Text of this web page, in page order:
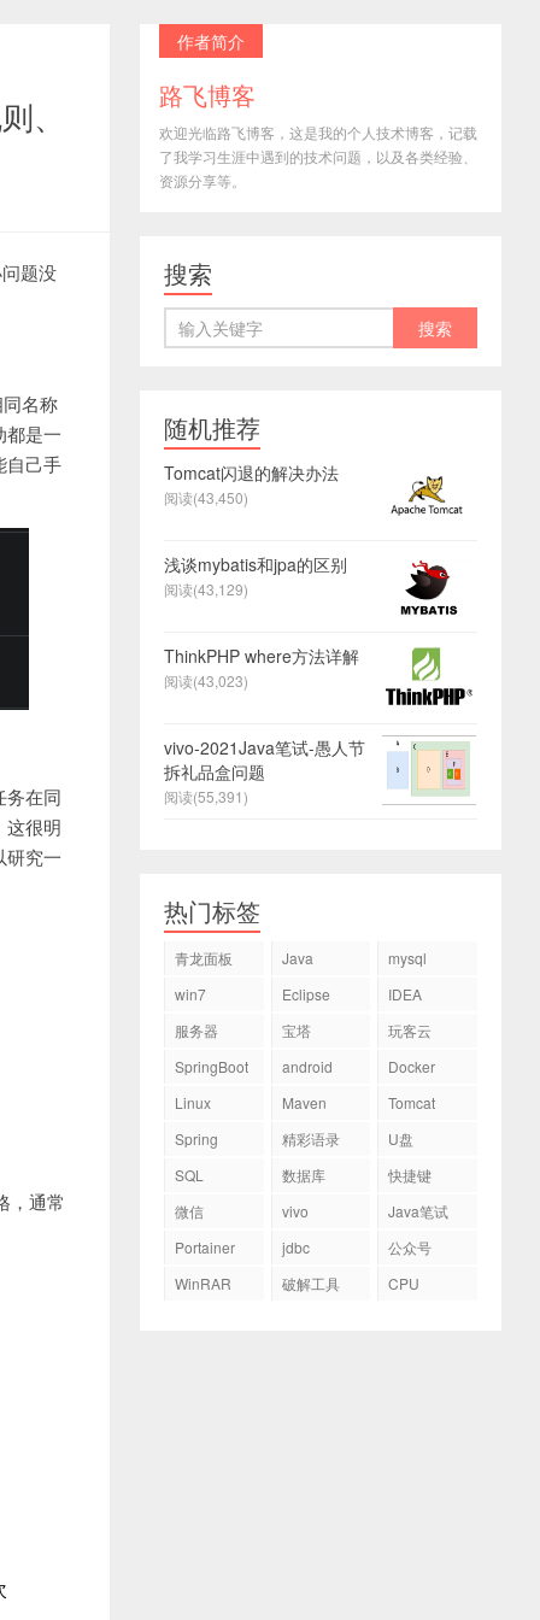
、
题没
名称
都是一
自己手
务在同
这很明
研究一
，通常
作者简介
路飞博客
欢迎光临路飞博客，这是我的个人技术博客，记载
了我学习生涯中遇到的技术问题，以及各类经验、
资源分享等。
搜索
随机推荐
Tomcat闪退的解决办法
阅读(43,450)
浅谈mybatis和jpa的区别
阅读(43,129)
ThinkPHP where方法详解
阅读(43,023)
vivo-2021Java笔试-愚人节
拆礼品盒问题
阅读(55,391)
热门标签
青龙面板 Java
mysql
win7
Eclipse
IDEA
服务器
宝塔
玩客云
SpringBoot
android
Docker
Linux
Maven
Tomcat
Spring
精彩语录
U盘
SQL
数据库
快捷键
微信
vivo
Java笔试
Portainer
jdbc
公众号
WinRAR
破解工具 CPU